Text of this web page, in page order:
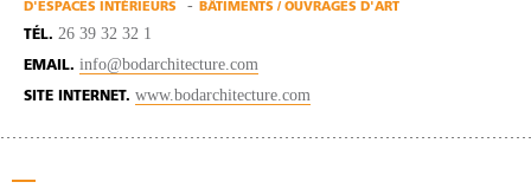
D'ESPACES INTÉRIEURS BÂTIMENTS / OUVRAGES D'ART
TÉL. 26 39 32 32 1
EMAIL. info@bodarchitecture.com
SITE INTERNET. www.bodarchitecture.com